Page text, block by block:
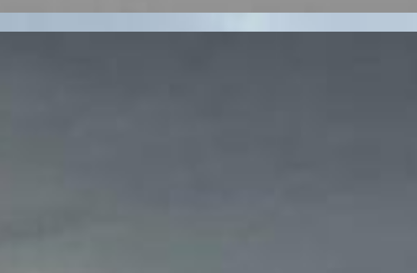
Edifício Santos Dumont, Centro - Ponta Grossa
- 84010-380